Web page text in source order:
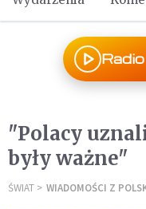
"Polacy
były ważne"
ŚWIAT WIADOMOŚCI Z